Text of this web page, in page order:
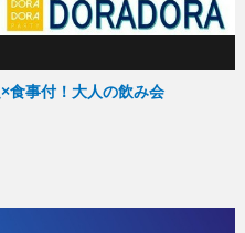
食事付！大人の飲み会